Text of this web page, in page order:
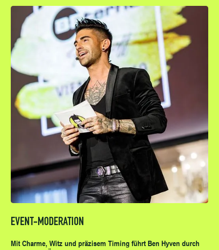
EVENT-MODERATION
Mit Charme, Witz und präzisem Timing führt Ben Hyven durch